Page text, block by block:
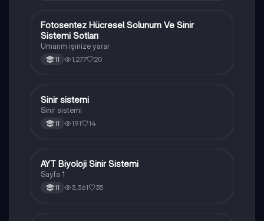
Biyoloji
Fotosentez Hücresel Solunum Ve Sinir
Sistemi Sotları
Umarım işinize yarar
11 1,277 20
Biyoloji
Sinir sistemi
Sinir sistemi
11 191 14
Biyoloji
AYT Biyoloji Sinir Sistemi
Sayfa 1
11 3,361 35